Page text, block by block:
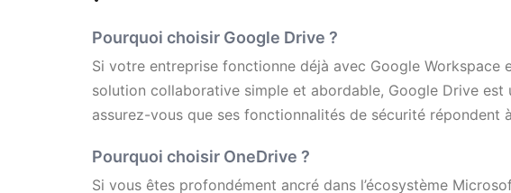
Pourquoi choisir Google Drive ?
Si votre entreprise fonctionne déjà avec Google Workspace
solution collaborative simple et abordable, Google Drive est
assurez-vous que ses fonctionnalités de sécurité répondent
Pourquoi choisir OneDrive ?
Si vous êtes profondément ancré dans l’écosystème